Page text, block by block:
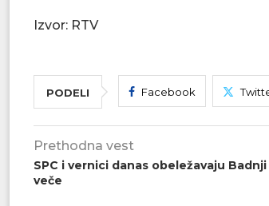
Izvor: RTV
PODELI Facebook
Prethodna vest
SPC i vernici danas obeležavaju
veče